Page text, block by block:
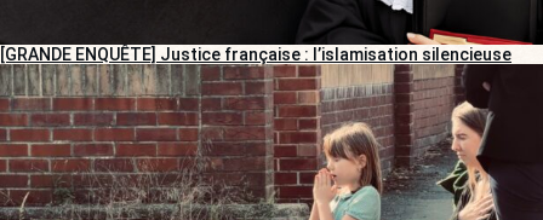
[GRANDE ENQUÊTE] Justice française : l’islamisation silencieuse